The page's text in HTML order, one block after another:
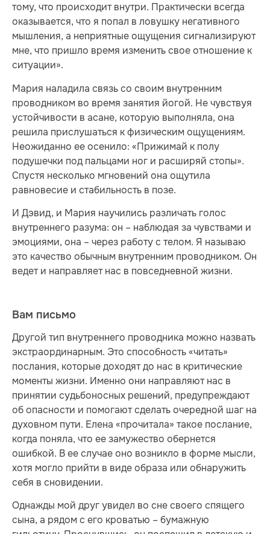
тому, что происходит внутри. Практически всегда
оказывается, что я попал в ловушку негативного
мышления, а неприятные ощущения сигнализируют
мне, что пришло время изменить свое отношение к
ситуации».
Мария наладила связь со своим внутренним
проводником во время занятия йогой. Не чувствуя
устойчивости в асане, которую выполняла, она
решила прислушаться к физическим ощущениям.
Неожиданно ее осенило: «Прижимай к полу
подушечки под пальцами ног и расширяй стопы».
Спустя несколько мгновений она ощутила
равновесие и стабильность в позе.
И Дэвид, и Мария научились различать голос
внутреннего разума: он – наблюдая за чувствами и
эмоциями, она – через работу с телом. Я называю
это качество обычным внутренним проводником. Он
ведет и направляет нас в повседневной жизни.
Вам письмо
Другой тип внутреннего проводника можно назвать
экстраординарным. Это способность «читать»
послания, которые доходят до нас в критические
моменты жизни. Именно они направляют нас в
принятии судьбоносных решений, предупреждают
об опасности и помогают сделать очередной шаг на
духовном пути. Елена «прочитала» такое послание,
когда поняла, что ее замужество обернется
ошибкой. В ее случае оно возникло в форме мысли,
хотя могло прийти в виде образа или обнаружить
себя в сновидении.
Однажды мой друг увидел во сне своего спящего
сына, а рядом с его кроватью – бумажную